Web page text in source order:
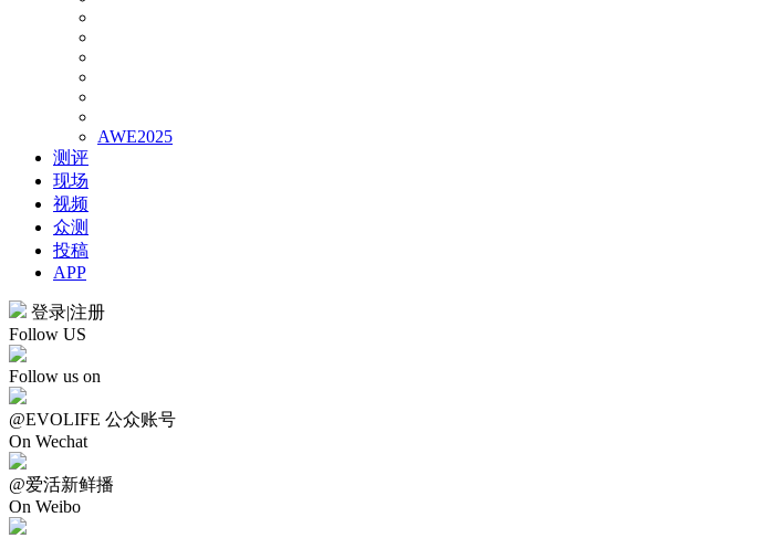
AWE2025
测评
现场
视频
众测
投稿
APP
登录|注册
Follow US
Follow us on
@EVOLIFE 公众账号
On Wechat
@爱活新鲜播
On Weibo